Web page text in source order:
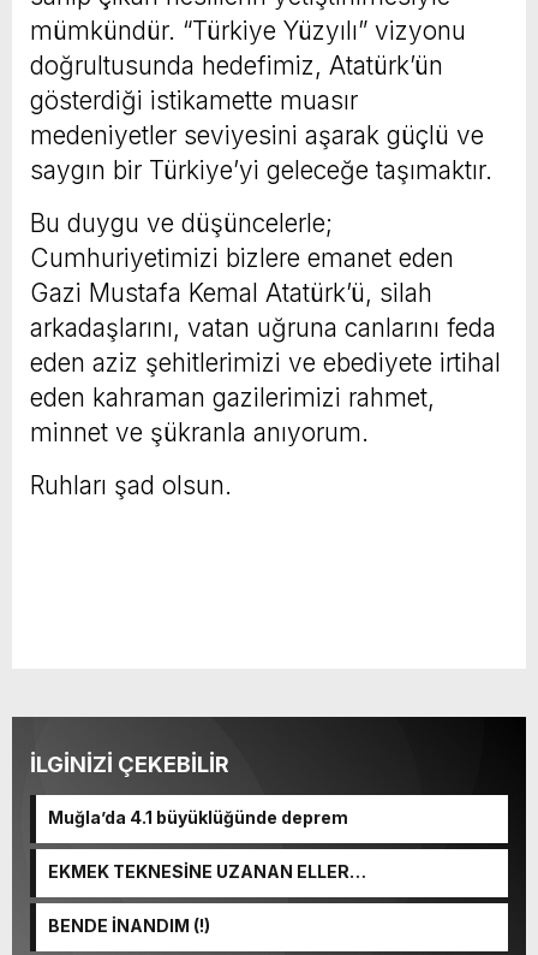
mümkündür. “Türkiye Yüzyılı” vizyonu
doğrultusunda hedefimiz, Atatürk’ün
gösterdiği istikamette muasır
medeniyetler seviyesini aşarak güçlü ve
saygın bir Türkiye’yi geleceğe taşımaktır.
Bu duygu ve düşüncelerle;
Cumhuriyetimizi bizlere emanet eden
Gazi Mustafa Kemal Atatürk’ü, silah
arkadaşlarını, vatan uğruna canlarını feda
eden aziz şehitlerimizi ve ebediyete irtihal
eden kahraman gazilerimizi rahmet,
minnet ve şükranla anıyorum.
Ruhları şad olsun.
İLGİNİZİ ÇEKEBİLİR
Muğla’da 4.1 büyüklüğünde deprem
EKMEK TEKNESİNE UZANAN ELLER…
BENDE İNANDIM (!)